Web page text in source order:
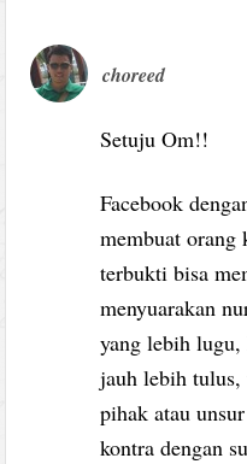
choreed
Setuju Om!!
Facebook
membuat orang
terbukti bisa
menyuarakan
yang lebih
jauh lebih tulus,
pihak atau
kontra dengan